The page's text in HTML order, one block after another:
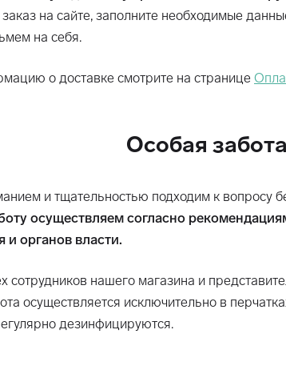
на сайте, заполните необходимые
на себя.
о доставке смотрите на странице
Особая забота
и тщательностью подходим к вопросу
осуществляем согласно
и органов власти.
сотрудников нашего магазина и
осуществляется исключительно в
дезинфицируются.